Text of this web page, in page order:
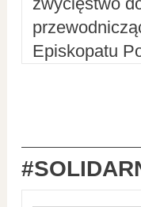
Episkopatu